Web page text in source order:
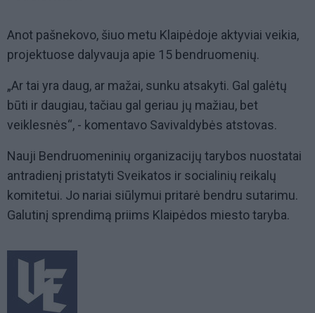
Anot pašnekovo, šiuo metu Klaipėdoje aktyviai veikia,
projektuose dalyvauja apie 15 bendruomenių.
„Ar tai yra daug, ar mažai, sunku atsakyti. Gal galėtų
būti ir daugiau, tačiau gal geriau jų mažiau, bet
veiklesnės“, - komentavo Savivaldybės atstovas.
Nauji Bendruomeninių organizacijų tarybos nuostatai
antradienį pristatyti Sveikatos ir socialinių reikalų
komitetui. Jo nariai siūlymui pritarė bendru sutarimu.
Galutinį sprendimą priims Klaipėdos miesto taryba.